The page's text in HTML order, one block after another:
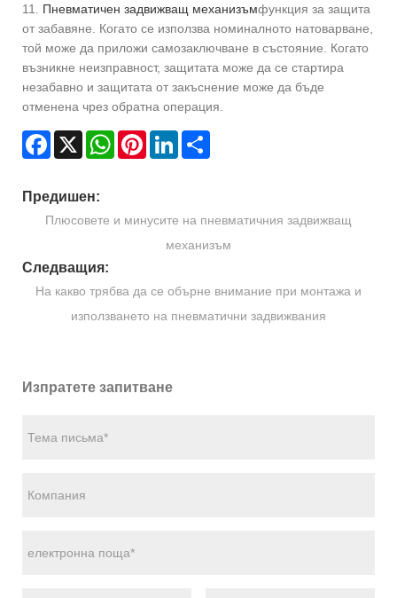
11. Пневматичен задвижващ механизъмфункция за защита
от забавяне. Когато се използва номиналното натоварване,
той може да приложи самозаключване в състояние. Когато
възникне неизправност, защитата може да се стартира
незабавно и защитата от закъснение може да бъде
отменена чрез обратна операция.
Facebook
X WhatsAppPinterestLinkedIn
Предишен:
Плюсовете и минусите на пневматичния задвижващ
механизъм
Следващия:
На какво трябва да се обърне внимание при монтажа и
използването на пневматични задвижвания
Изпратете запитване